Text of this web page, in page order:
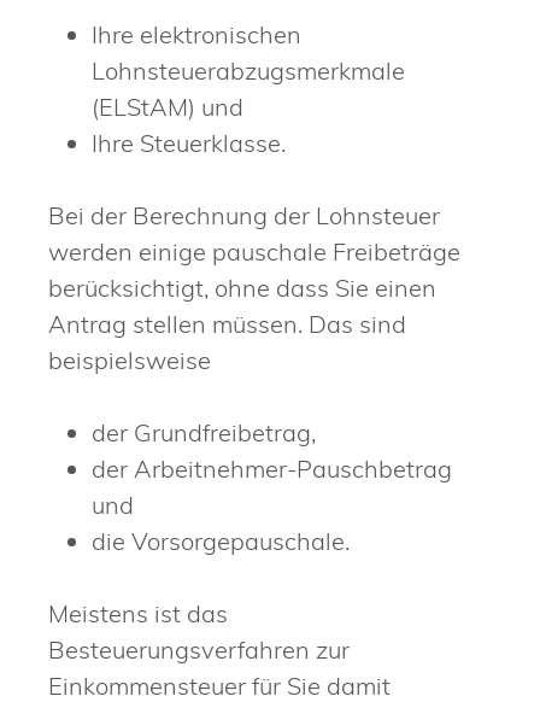
Ihre elektronischen
Lohnsteuerabzugsmerkmale
(ELStAM) und
Ihre Steuerklasse.
Bei der Berechnung der Lohnsteuer
werden einige pauschale Freibeträge
berücksichtigt, ohne dass Sie einen
Antrag stellen müssen. Das sind
beispielsweise
der Grundfreibetrag,
der Arbeitnehmer-Pauschbetrag
und
die Vorsorgepauschale.
Meistens ist das
Besteuerungsverfahren zur
Einkommensteuer für Sie damit